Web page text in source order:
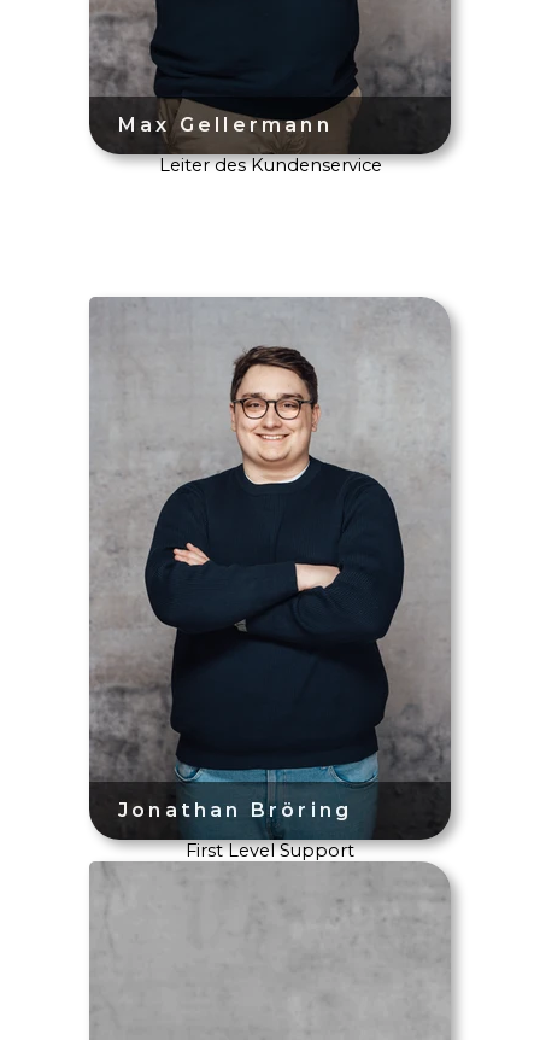
Leiter des Kundenservice
First Level Support